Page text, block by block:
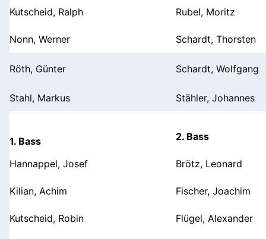
Kutscheid, Ralph Rubel, Moritz
Nonn, Werner Schardt, Thorsten
Röth, Günter Schardt, Wolfgang
Stahl, Markus Stähler, Johannes
1. Bass 2. Bass
Hannappel, Josef Brötz, Leonard
Kilian, Achim Fischer, Joachim
Kutscheid, Robin Flügel, Alexander